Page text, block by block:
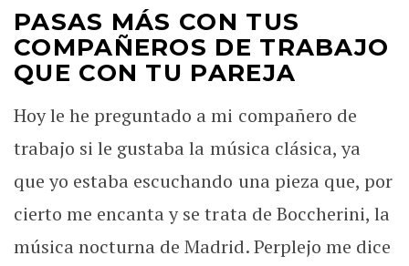
PASAS MÁS CON TUS
COMPAÑEROS DE TRABAJO
QUE CON TU PAREJA
Hoy le he preguntado a mi compañero de
trabajo si le gustaba la música clásica, ya
que yo estaba escuchando una pieza que, por
cierto me encanta y se trata de Boccherini, la
música nocturna de Madrid. Perplejo me dice